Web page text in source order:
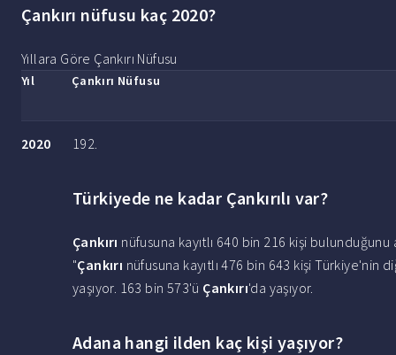
Çankırı nüfusu kaç 2020?
Yıllara Göre Çankırı Nüfusu
Yıl Çankırı Nüfusu
2020 192.
Türkiyede ne kadar Çankırılı var?
Çankırı nüfusuna kayıtlı 640 bin 216 kişi bulunduğunu
"Çankırı nüfusuna kayıtlı 476 bin 643 kişi Türkiye'nin
yaşıyor. 163 bin 573'ü Çankırı'da yaşıyor.
Adana hangi ilden kaç kişi yaşıyor?